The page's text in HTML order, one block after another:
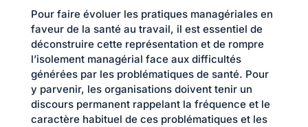
Pour faire évoluer les pratiques managériales en
faveur de la santé au travail, il est essentiel de
déconstruire cette représentation et de rompre
l’isolement managérial face aux difficultés
générées par les problématiques de santé. Pour
y parvenir, les organisations doivent tenir un
discours permanent rappelant la fréquence et le
caractère habituel de ces problématiques et les